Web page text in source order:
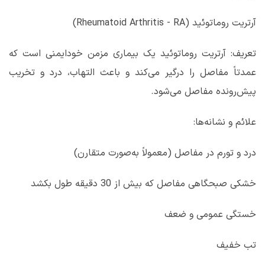
آرتریت روماتوئید (Rheumatoid Arthritis - RA
)
تعریف: آرتریت روماتوئید یک بیماری مزمن خودایمنی است که
عمدتاً مفاصل را درگیر می‌کند و باعث التهاب، درد و تخریب
پیش‌رونده مفاصل می‌شود.
علائم و نشانه‌ها:
درد و تورم در مفاصل (معمولاً به‌صورت متقارن)
خشکی صبحگاهی مفاصل که بیش از 30 دقیقه طول بکشد
خستگی عمومی و ضعف
تب خفیف